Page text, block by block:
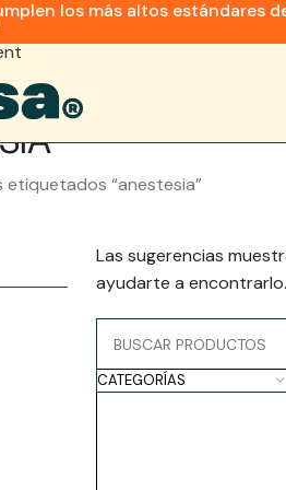
“anestesia”
Las sugerencias
ayudarte a encontrarlo.
CATEGORÍAS
los más altos estándares